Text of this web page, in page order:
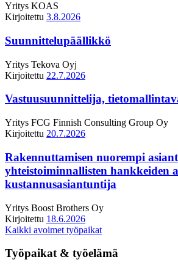
Yritys KOAS
Kirjoitettu 3.8.2026
Suunnittelupäällikkö
Yritys Tekova Oyj
Kirjoitettu 22.7.2026
Vastuusuunnittelija,
Yritys FCG Finnish Consulting Group Oy
Kirjoitettu 20.7.2026
Rakennuttamisen nuorempi
yhteistoiminnallisten hankkeiden
kustannusasiantuntija
Yritys Boost Brothers Oy
Kirjoitettu 18.6.2026
Kaikki avoimet työpaikat
Työpaikat & työelämä